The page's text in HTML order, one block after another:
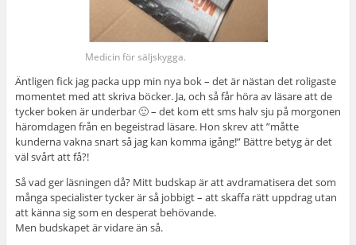
Medicin för säljskygga.
Äntligen fick jag packa upp min nya bok – det är nästan det roligaste
momentet med att skriva böcker. Ja, och så får höra av läsare att de
tycker boken är underbar 🙂 – det kom ett sms halv sju på morgonen
häromdagen från en begeistrad läsare. Hon skrev att ”måtte
kunderna vakna snart så jag kan komma igång!” Bättre betyg är det
väl svårt att få?!
Så vad ger läsningen då? Mitt budskap är att avdramatisera det som
många specialister tycker är så jobbigt – att skaffa rätt uppdrag utan
att känna sig som en desperat behövande.
Men budskapet är vidare än så.